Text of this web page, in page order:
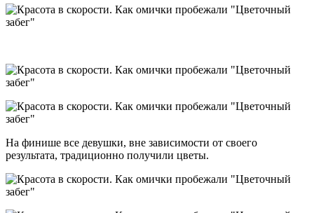
На финише все девушки, вне зависимости от своего
результата, традиционно получили цветы.